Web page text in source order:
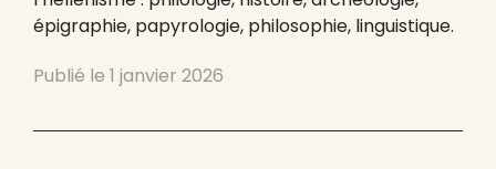
épigraphie, papyrologie, philosophie, linguistique.
Publié le 1 janvier 2026